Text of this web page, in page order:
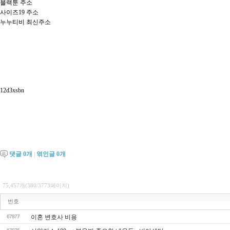
블랙툰 주소
사이즈19 주소
누누티비 최신주소
12d3xsbn
댓글 0개 엮인글 0개
75,457개(380/3773페이지)
번호
67877 이혼 변호사 비용